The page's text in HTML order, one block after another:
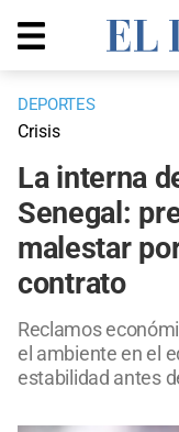
DEPORTES
Crisis
La interna
Senegal:
malestar
contrato
Reclamos
el ambiente en el
estabilidad antes